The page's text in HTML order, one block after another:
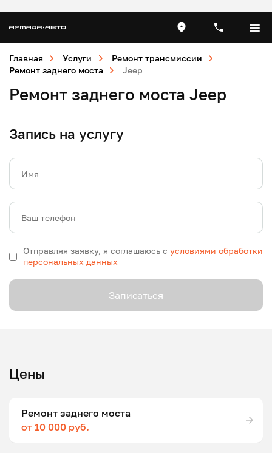
Главная Услуги
Ремонт трансмиссии
Ремонт заднего моста
Jeep
Ремонт заднего моста Jeep
Запись на услугу
Имя
Ваш телефон
Отправляя заявку, я соглашаюсь с условиями обработки
персональных данных
Записаться
Цены
Ремонт заднего моста
от 10 000 руб.